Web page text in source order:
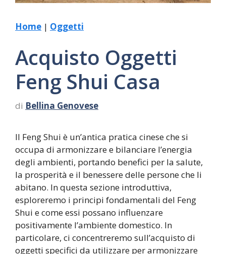
Home | Oggetti
Acquisto Oggetti
Feng Shui Casa
di Bellina Genovese
Il Feng Shui è un’antica pratica cinese che si
occupa di armonizzare e bilanciare l’energia
degli ambienti, portando benefici per la salute,
la prosperità e il benessere delle persone che li
abitano. In questa sezione introduttiva,
esploreremo i principi fondamentali del Feng
Shui e come essi possano influenzare
positivamente l’ambiente domestico. In
particolare, ci concentreremo sull’acquisto di
oggetti specifici da utilizzare per armonizzare